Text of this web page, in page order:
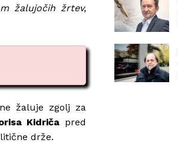
žalujočih žrtev,
žaluje zgolj za
Kidriča pred
drže.